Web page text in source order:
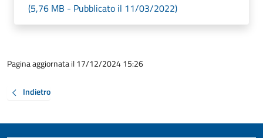
(5,76 MB - Pubblicato il 11/03/2022)
Pagina aggiornata il 17/12/2024 15:26
Indietro